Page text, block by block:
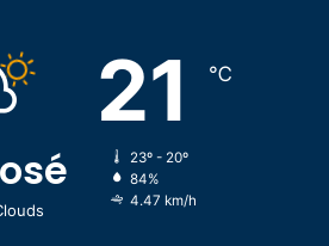
21 ℃
23º - 20º
84%
4.47 km/h